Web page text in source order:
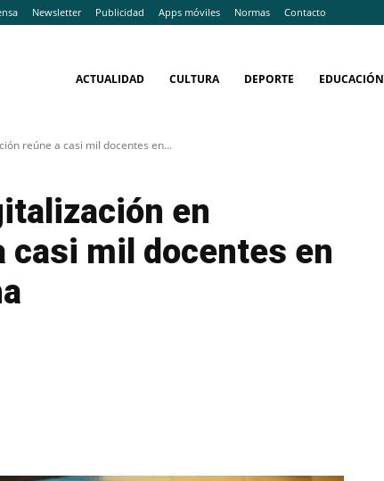
Newsletter Publicidad Apps móviles Normas Contacto
ACTUALIDAD CULTURA DEPORTE EDUCACIÓN
reúne a casi mil docentes en...
en
casi mil docentes en